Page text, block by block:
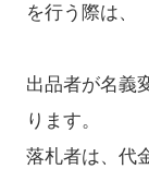
を行う際は、
出品者が名義
ります。
落札者は、代